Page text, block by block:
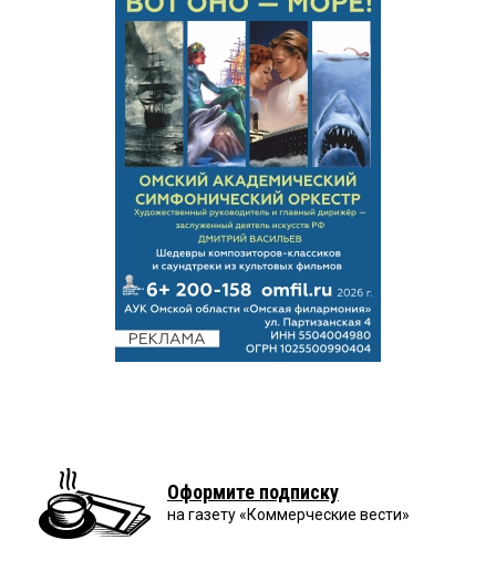
Оформите подписку
на газету «Коммерческие вести»